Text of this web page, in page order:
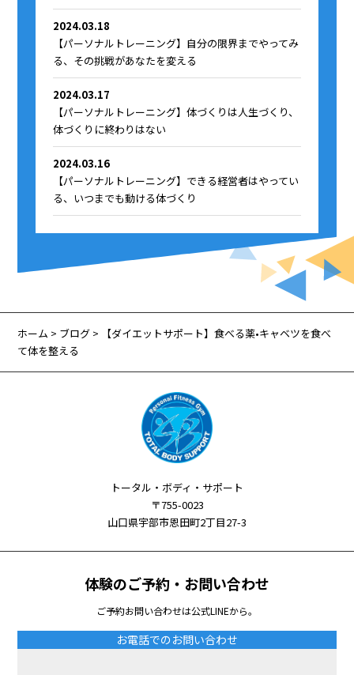
2024.03.18
【パーソナルトレーニング】自分の限界までやってみ
る、その挑戦があなたを変える
2024.03.17
【パーソナルトレーニング】体づくりは人生づくり、
体づくりに終わりはない
2024.03.16
【パーソナルトレーニング】できる経営者はやってい
る、いつまでも動ける体づくり
ホーム > ブログ > 【ダイエットサポート】食べる薬•キャベツを食べ
て体を整える
トータル・ボディ・サポート
〒755-0023
山口県宇部市恩田町2丁目27-3
体験のご予約・お問い合わせ
ご予約お問い合わせは公式LINEから。
お電話でのお問い合わせ